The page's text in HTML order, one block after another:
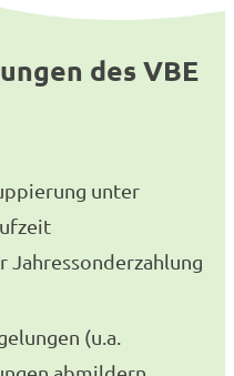
des VBE
unter
Jahressonderzahlung
(u.a.